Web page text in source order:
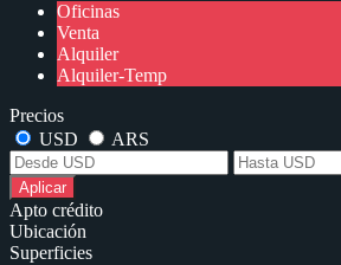
Oficinas
Venta
Alquiler
Alquiler-Temp
Precios
USD
ARS
Aplicar
Apto crédito
Ubicación
Superficies